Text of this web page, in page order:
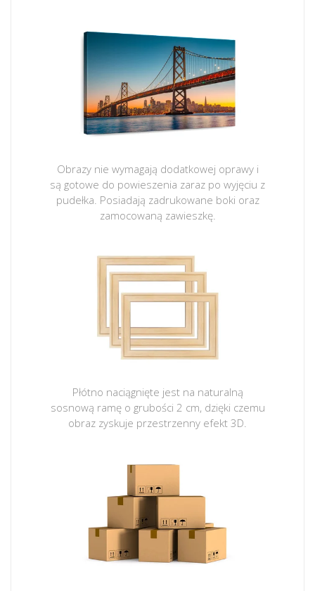
Obrazy nie wymagają dodatkowej oprawy i
są gotowe do powieszenia zaraz po wyjęciu z
pudełka. Posiadają zadrukowane boki oraz
zamocowaną zawieszkę.
Płótno naciągnięte jest na naturalną
sosnową ramę o grubości 2 cm, dzięki czemu
obraz zyskuje przestrzenny efekt 3D.